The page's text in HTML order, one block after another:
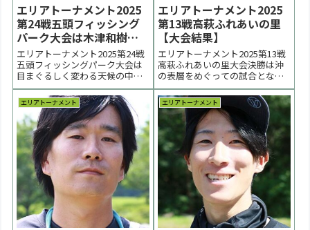
エリアトーナメント2025
第24戦五頭フィッシング
パーク大会は木津和樹選
手が優勝【大会結果】
エリアトーナメント2025第24戦
五頭フィッシングパーク大会は
目まぐるしく変わる天候の中で
行われました。優勝は木津和樹
選手、２位は川村淳也選手、３
位は柳真一選手でした。 < 前の
大会 2025一覧 次の大会 >表彰台
優勝：木津和樹選手 表彰台 ラー
メン賞協賛企業：順不同IOS ...
エリアトーナメント2025
第13戦高萩ふれあいの里
【大会結果】
エリアトーナメント2025第13戦
高萩ふれあいの里大会決勝は沖
の表層をめぐっての試合となり
ました。優勝は大木洋一郎選
手。２位は青木弘文選手。３位
は荒木智敬選手でした < 前の大
会 2025一覧 次の大会 >【大会結
果・詳細について】更新は火曜
日以後になります。表彰台 優
勝：大木洋...
エリアトーナメント エリアトーナメント